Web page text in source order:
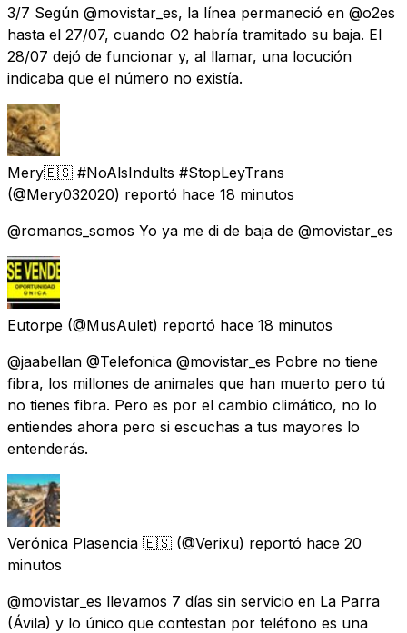
3/7 Según @movistar_es, la línea permaneció en @o2es
hasta el 27/07, cuando O2 habría tramitado su baja. El
28/07 dejó de funcionar y, al llamar, una locución
indicaba que el número no existía.
Mery🇪🇸 #NoAlsIndults #StopLeyTrans
(@Mery032020) reportó hace 18 minutos
@romanos_somos Yo ya me di de baja de @movistar_es
Eutorpe (@MusAulet) reportó hace 18 minutos
@jaabellan @Telefonica @movistar_es Pobre no tiene
fibra, los millones de animales que han muerto pero tú
no tienes fibra. Pero es por el cambio climático, no lo
entiendes ahora pero si escuchas a tus mayores lo
entenderás.
Verónica Plasencia 🇪🇸 (@Verixu) reportó hace 20
minutos
@movistar_es llevamos 7 días sin servicio en La Parra
(Ávila) y lo único que contestan por teléfono es una